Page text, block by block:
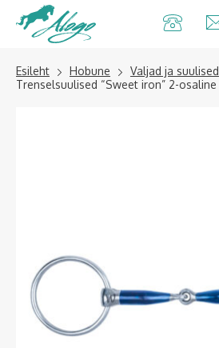
Alogo Hobu ja
ratsavarustus
Esileht Hobune Valjad ja suulised
Trenselsuulised “Sweet iron” 2-osaline